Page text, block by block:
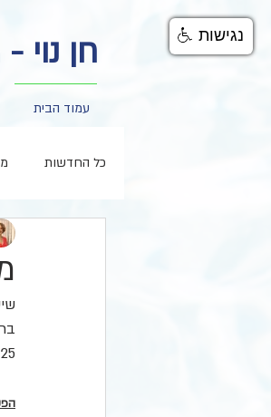
חן נוי -
עמוד הבית
כל החדשות
עמ"י אית"ן
1.1.25ככלל: יש להפיק
נגישות